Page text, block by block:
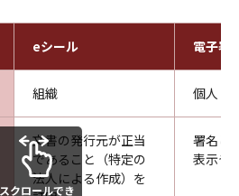
eシール 電子署
組織 個人
文書の発行元が正当
であること（特定の
法人による作成）を
署名し
表示や
スクロールでき